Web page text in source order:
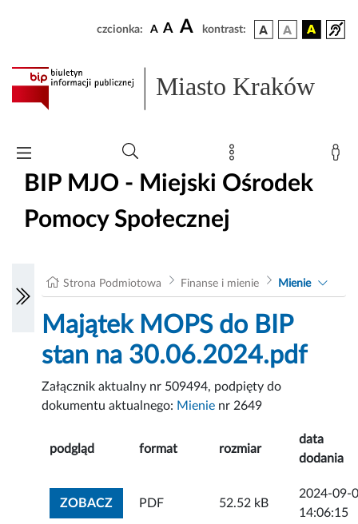
czcionka: A A A kontrast:
Miasto Kraków
BIP MJO - Miejski Ośrodek
Pomocy Społecznej
Strona Podmiotowa Finanse i mienie Mienie
Majątek MOPS do BIP
stan na 30.06.2024.pdf
Załącznik aktualny nr 509494, podpięty do
dokumentu aktualnego: Mienie nr 2649
podgląd format rozmiar
data
dodania
ZOBACZZOBACZ ZAŁĄCZNIK
PDF 52.52 kB
2024-09-
14:06:15